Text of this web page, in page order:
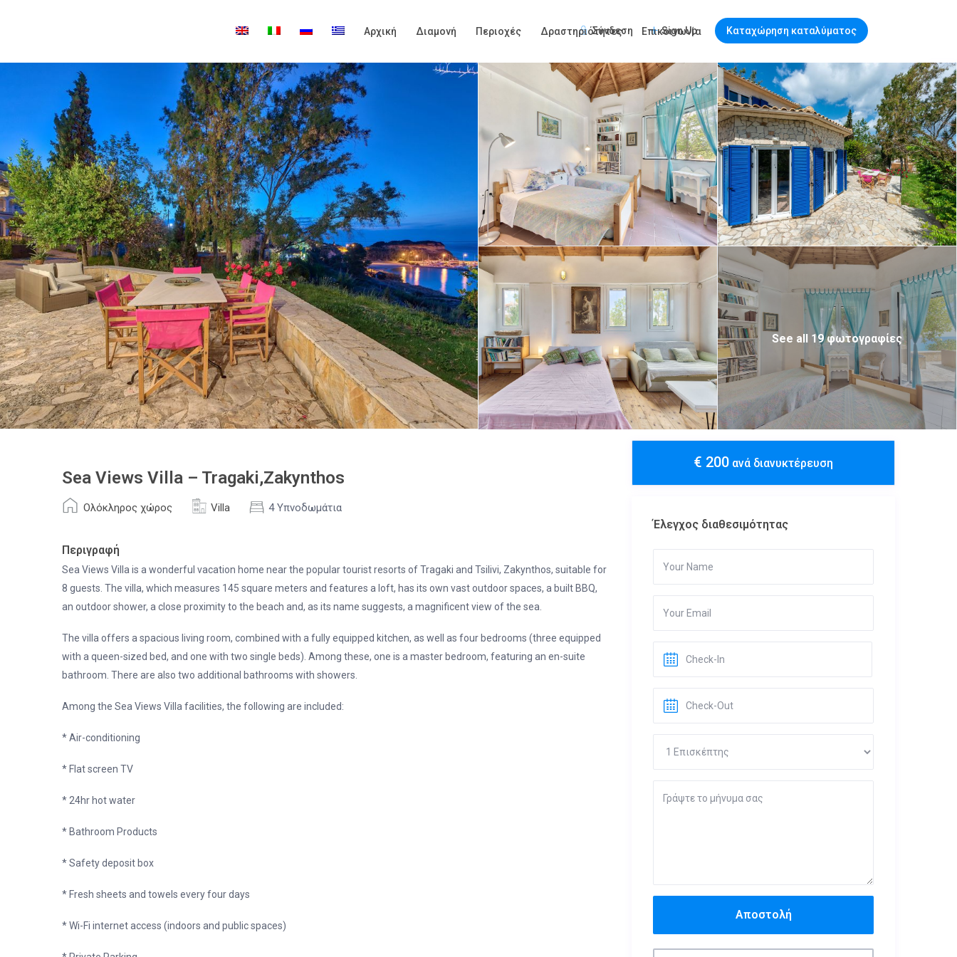
Σύνδεση Sign Up Καταχώρηση καταλύματος
Αρχική Διαμονή Περιοχές Δραστηριότητες Επικοινωνία
See all 19 φωτογραφίες
Sea Views Villa – Tragaki,Zakynthos
Ολόκληρος χώρος Villa 4 Υπνοδωμάτια
Περιγραφή
Sea Views Villa is a wonderful vacation home near the popular tourist resorts of Tragaki and Tsilivi, Zakynthos, suitable for
8 guests. The villa, which measures 145 square meters and features a loft, has its own vast outdoor spaces, a built BBQ,
an outdoor shower, a close proximity to the beach and, as its name suggests, a magnificent view of the sea.
The villa offers a spacious living room, combined with a fully equipped kitchen, as well as four bedrooms (three equipped
with a queen-sized bed, and one with two single beds). Among these, one is a master bedroom, featuring an en-suite
bathroom. There are also two additional bathrooms with showers.
Among the Sea Views Villa facilities, the following are included:
* Air-conditioning
* Flat screen TV
* 24hr hot water
* Bathroom Products
* Safety deposit box
* Fresh sheets and towels every four days
* Wi-Fi internet access (indoors and public spaces)
€ 200 ανά διανυκτέρευση
Έλεγχος διαθεσιμότητας
Αποστολή